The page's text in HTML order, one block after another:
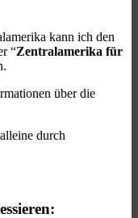
kann ich den
“Zentralamerika für
über die
durch